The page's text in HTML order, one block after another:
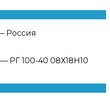
Россия
— РГ 100-40 08Х18Н10